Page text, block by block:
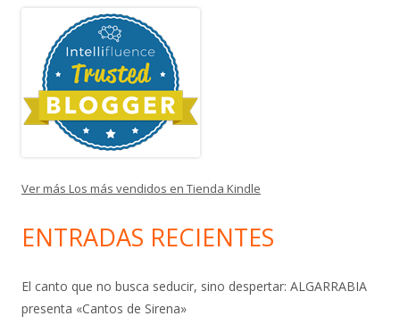
Ver más Los más vendidos en Tienda Kindle
ENTRADAS RECIENTES
El canto que no busca seducir, sino despertar: ALGARRABIA
presenta «Cantos de Sirena»